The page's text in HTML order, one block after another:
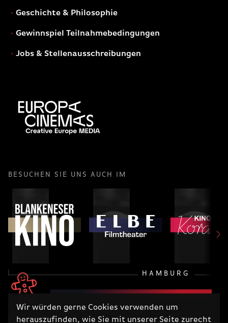
Wir würden gerne Cookies verwenden um
herauszufinden, wie Sie mit unserer Seite zurecht
Geschichte & Philosophie
Gewinnspiel Teilnahmebedingungen
Jobs & Stellenausschreibungen
BESUCHEN SIE UNS AUCH IM
HAMBURG